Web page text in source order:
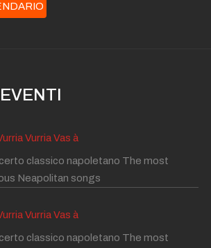
Vurria Vas à
classico napoletano The most
Neapolitan songs
Vurria Vas à
classico napoletano The most